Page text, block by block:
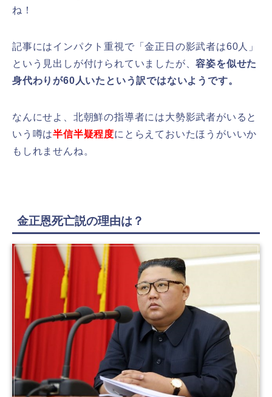
ね！
記事にはインパクト重視で「金正日の影武者は60人」
という見出しが付けられていましたが、容姿を似せた
身代わりが60人いたという訳ではないようです。
なんにせよ、北朝鮮の指導者には大勢影武者がいると
いう噂は半信半疑程度にとらえておいたほうがいいか
もしれませんね。
金正恩死亡説の理由は？